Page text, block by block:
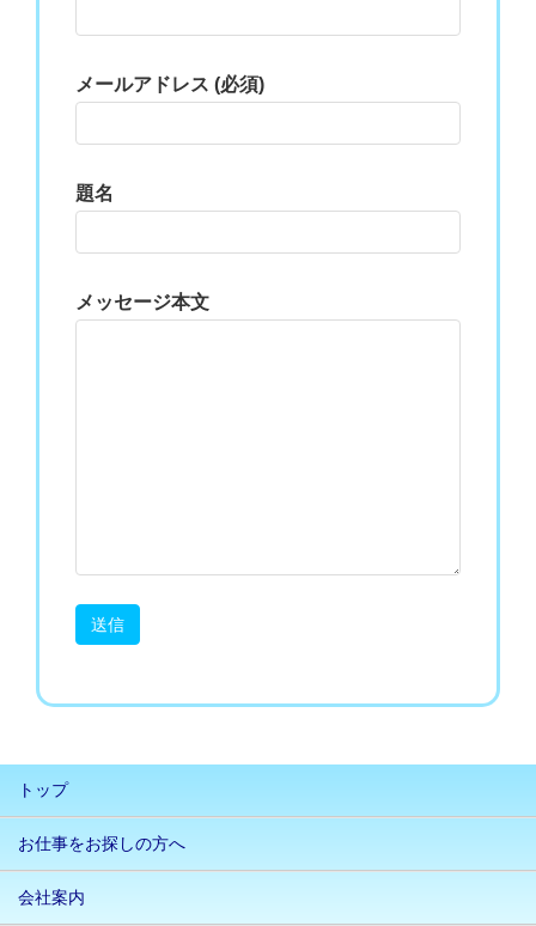
メールアドレス (必須)
題名
メッセージ本文
トップ
お仕事をお探しの方へ
会社案内